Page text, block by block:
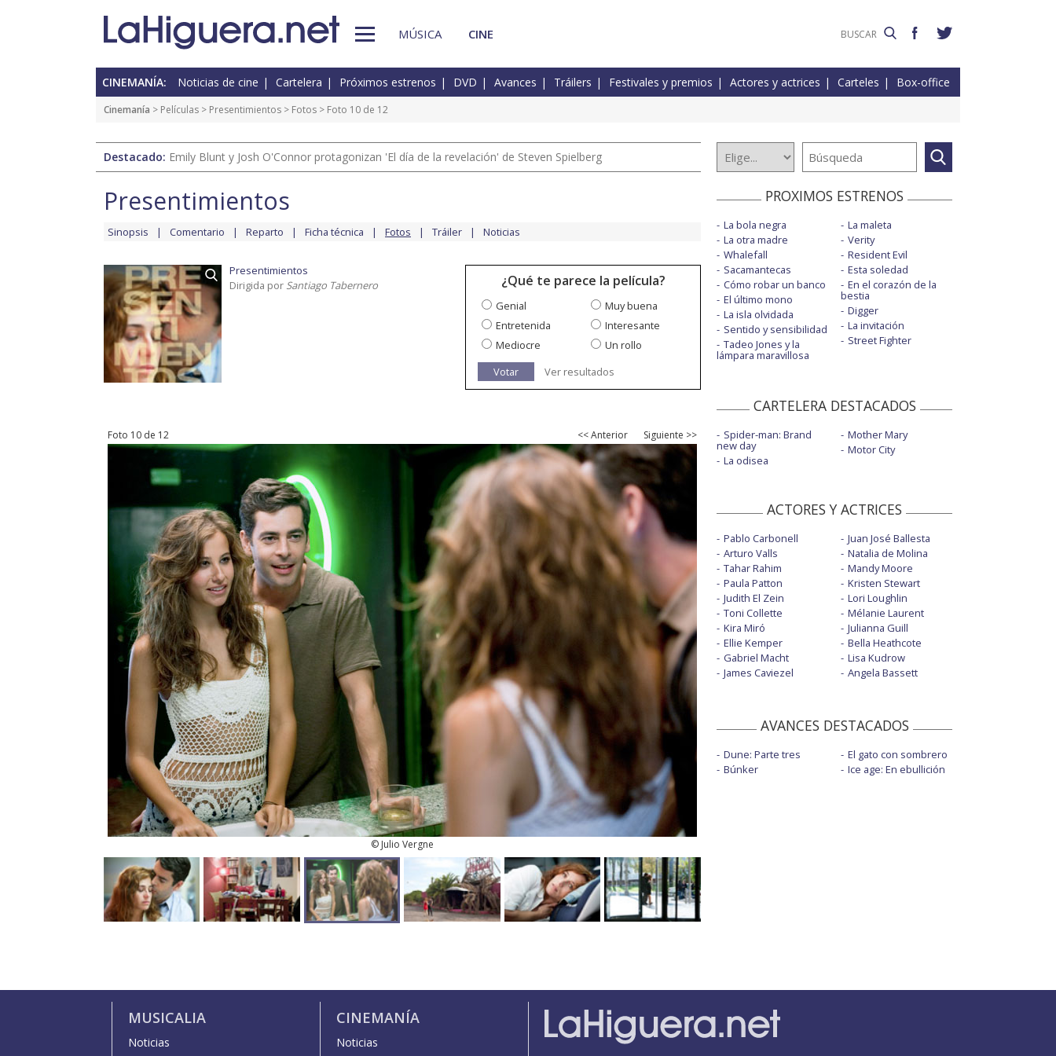
MÚSICA CINE
CINEMANÍA: Noticias de cine Cartelera Próximos estrenos DVD Avances Tráilers Festivales y premios Actores y actrices Carteles Box-office
Cinemanía > Películas > Presentimientos > Fotos > Foto 10 de 12
Destacado: Emily Blunt y Josh O'Connor protagonizan 'El día de la revelación' de Steven Spielberg
Presentimientos
Sinopsis Comentario Reparto Ficha técnica Fotos Tráiler Noticias
Presentimientos
Dirigida por Santiago Tabernero ¿Qué te parece la película?
Genial
Muy buena
Entretenida
Interesante
Mediocre
Un rollo
Votar
Ver resultados
Foto 10 de 12 << Anterior Siguiente >>
© Julio Vergne
PROXIMOS ESTRENOS
La bola negra
La otra madre
Whalefall
Sacamantecas
Cómo robar un banco
El último mono
La isla olvidada
Sentido y sensibilidad
Tadeo Jones y la
lámpara maravillosa
La maleta
Verity
Resident Evil
Esta soledad
En el corazón de la
bestia
Digger
La invitación
Street Fighter
CARTELERA DESTACADOS
Spider-man: Brand
new day
La odisea
Mother Mary
Motor City
ACTORES Y ACTRICES
Pablo Carbonell
Arturo Valls
Tahar Rahim
Paula Patton
Judith El Zein
Toni Collette
Kira Miró
Ellie Kemper
Gabriel Macht
James Caviezel
Juan José Ballesta
Natalia de Molina
Mandy Moore
Kristen Stewart
Lori Loughlin
Mélanie Laurent
Julianna Guill
Bella Heathcote
Lisa Kudrow
Angela Bassett
AVANCES DESTACADOS
Dune: Parte tres
Búnker
El gato con sombrero
Ice age: En ebullición
MUSICALIA
Noticias
CINEMANÍA
Noticias